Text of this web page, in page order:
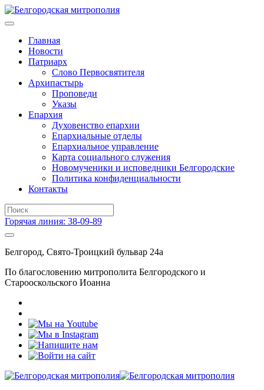
Главная
Новости
Патриарх
Слово Первосвятителя
Архипастырь
Проповеди
Указы
Епархия
Духовенство епархии
Епархиальные отделы
Епархиальное управление
Карта социального служения
Новомученики и исповедники Белгородские
Политика конфиденциальности
Контакты
Горячая линия: 38-09-89
Белгород, Свято-Троицкий бульвар 24а
По благословению митрополита Белгородского и
Старооскольского Иоанна